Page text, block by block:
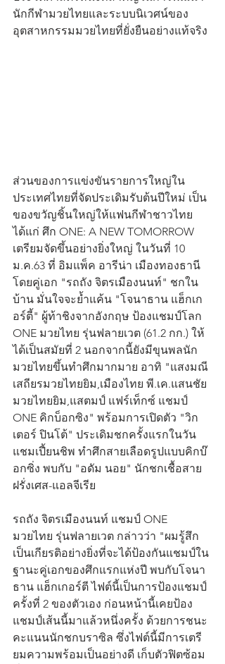
นักกีฬามวยไทยและระบบนิเวศน์ของ
อุตสาหกรรมมวยไทยที่ยั่งยืนอย่างแท้จริง
ส่วนของการแข่งขันรายการใหญ่ใน
ประเทศไทยที่จัดประเดิมรับต้นปีใหม่ เป็น
ของขวัญชิ้นใหญ่ให้แฟนกีฬาชาวไทย
ได้แก่ ศึก ONE: A NEW TOMORROW
เตรียมจัดขึ้นอย่างยิ่งใหญ่ ในวันที่ 10
ม.ค.63 ที่ อิมแพ็ค อารีน่า เมืองทองธานี
โดยคู่เอก "รถถัง จิตรเมืองนนท์" ชกใน
บ้าน มั่นใจจะย้ำแค้น "โจนาธาน แฮ็กเก
อร์ตี้" ผู้ท้าชิงจากอังกฤษ ป้องแชมป์โลก
ONE มวยไทย รุ่นฟลายเวต (61.2 กก.) ให้
ได้เป็นสมัยที่ 2 นอกจากนี้ยังมีขุนพลนัก
มวยไทยขึ้นทำศึกมากมาย อาทิ "แสงมณี
เสถียรมวยไทยยิม,เมืองไทย พี.เค.แสนชัย
มวยไทยยิม,แสตมป์ แฟร์เท็กซ์ แชมป์
ONE คิกบ็อกซิง" พร้อมการเปิดตัว "วิก
เตอร์ ปินโต้" ประเดิมชกครั้งแรกในวัน
แชมเปี้ยนชิพ ทำศึกสายเลือดรูปแบบคิกบ๊
อกซิ่ง พบกับ "อดัม นอย" นักชกเชื้อสาย
ฝรั่งเศส-แอลจีเรีย
รถถัง จิตรเมืองนนท์ แชมป์ ONE
มวยไทย รุ่นฟลายเวต กล่าวว่า "ผมรู้สึก
เป็นเกียรติอย่างยิ่งที่จะได้ป้องกันแชมป์ใน
ฐานะคู่เอกของศึกแรกแห่งปี พบกับโจนา
ธาน แฮ็กเกอร์ตี ไฟต์นี้เป็นการป้องแชมป์
ครั้งที่ 2 ของตัวเอง ก่อนหน้านี้เคยป้อง
แชมป์เส้นนี้มาแล้วหนึ่งครั้ง ด้วยการชนะ
คะแนนนักชกบราซิล ซึ่งไฟต์นี้มีการเตรี
ยมความพร้อมเป็นอย่างดี เก็บตัวฟิตซ้อม